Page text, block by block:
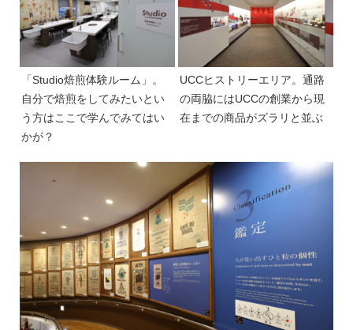
「Studio焙煎体験ルーム」。
自分で焙煎をしてみたいとい
う方はここで学んでみてはい
かが？
UCCヒストリーエリア。通路
の両脇にはUCCの創業から現
在までの商品がズラリと並ぶ